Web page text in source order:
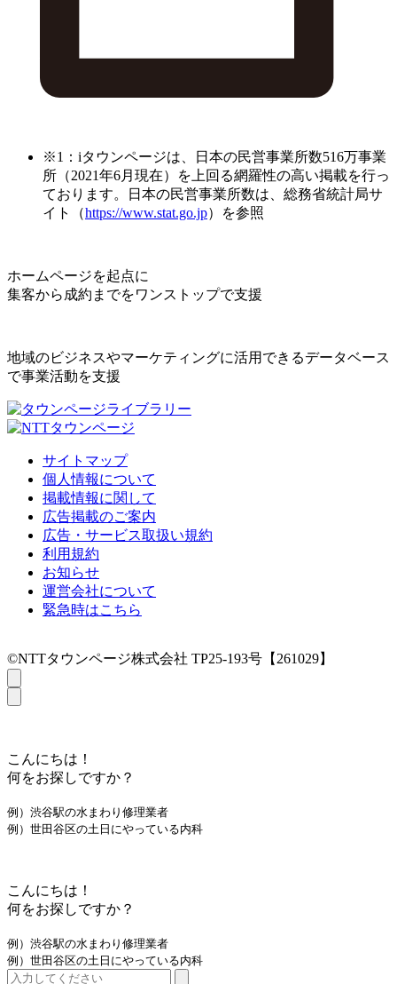
※1：iタウンページは、日本の民営事業所数516万事業
所（2021年6月現在）を上回る網羅性の高い掲載を行っ
ております。日本の民営事業所数は、総務省統計局サ
イト（https://www.stat.go.jp）を参照
ホームページを起点に
集客から成約までをワンストップで支援
地域のビジネスやマーケティングに活用できるデータベース
で事業活動を支援
サイトマップ
個人情報について
掲載情報に関して
広告掲載のご案内
広告・サービス取扱い規約
利用規約
お知らせ
運営会社について
緊急時はこちら
©NTTタウンページ株式会社 TP25-193号【261029】
こんにちは！
何をお探しですか？
例）渋谷駅の水まわり修理業者
例）世田谷区の土日にやっている内科
こんにちは！
何をお探しですか？
例）渋谷駅の水まわり修理業者
例）世田谷区の土日にやっている内科